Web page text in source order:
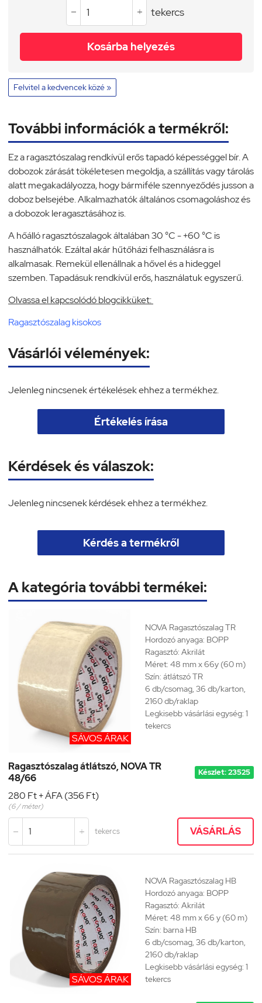
  tekercs
Kosárba helyezés
Felvitel a kedvencek közé »
További információk a termékről:
Ez a ragasztószalag rendkívül erős tapadó képességgel bír. A
dobozok zárását tökéletesen megoldja, a szállítás vagy tárolás
alatt megakadályozza, hogy bármiféle szennyeződés jusson a
doboz belsejébe. Alkalmazhatók általános csomagoláshoz és
a dobozok leragasztásához is.
A hőálló ragasztószalagok általában 30 °C - +60 °C is
használhatók. Ezáltal akár hűtőházi felhasználásra is
alkalmasak. Remekül ellenállnak a hővel és a hideggel
szemben. Tapadásuk rendkívül erős, használatuk egyszerű.
Olvassa el kapcsolódó blogcikküket:
Ragasztószalag kisokos
Vásárlói vélemények:
Jelenleg nincsenek értékelések ehhez a termékhez.
Értékelés írása
Kérdések és válaszok:
Jelenleg nincsenek kérdések ehhez a termékhez.
Kérdés a termékről
A kategória további termékei:
SÁVOS ÁRAK
NOVA RagasztószalagTR
Hordozó anyaga: BOPP
Ragasztó: Akrilát
Méret: 48 mm x 66y (60 m)
Szín: átlátszó TR
6 db/csomag, 36 db/karton,
2160 db/raklap
Legkisebb vásárlási egység: 1
tekercs
Ragasztószalag átlátszó, NOVA TR
48/66
Készlet: 23525
280 Ft + ÁFA (356 Ft)
(6 / méter)
  tekercs VÁSÁRLÁS
SÁVOS ÁRAK
NOVA Ragasztószalag HB
Hordozó anyaga: BOPP
Ragasztó: Akrilát
Méret: 48 mm x 66 y (60 m)
Szín: barna HB
6 db/csomag, 36 db/karton,
2160 db/raklap
Legkisebb vásárlási egység: 1
tekercs